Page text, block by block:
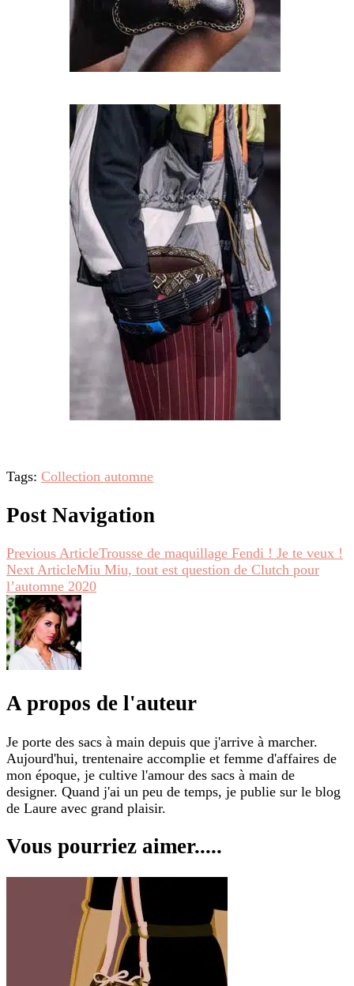
Tags: Collection automne
Post Navigation
Previous ArticleTrousse de maquillage Fendi ! Je te veux !
Next ArticleMiu Miu, tout est question de Clutch pour
l’automne 2020
A propos de l'auteur
Je porte des sacs à main depuis que j'arrive à marcher.
Aujourd'hui, trentenaire accomplie et femme d'affaires de
mon époque, je cultive l'amour des sacs à main de
designer. Quand j'ai un peu de temps, je publie sur le blog
de Laure avec grand plaisir.
Vous pourriez aimer.....